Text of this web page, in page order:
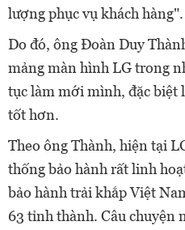
lượng phục vụ khách hàng".
Do đó, ông Đoàn Duy
mảng màn hình LG trong
tục làm mới mình, đặc biệt
tốt hơn.
Theo ông Thành, hiện tại
thống bảo hành rất linh
bảo hành trải khắp Việt
63 tỉnh thành. Câu chuyện